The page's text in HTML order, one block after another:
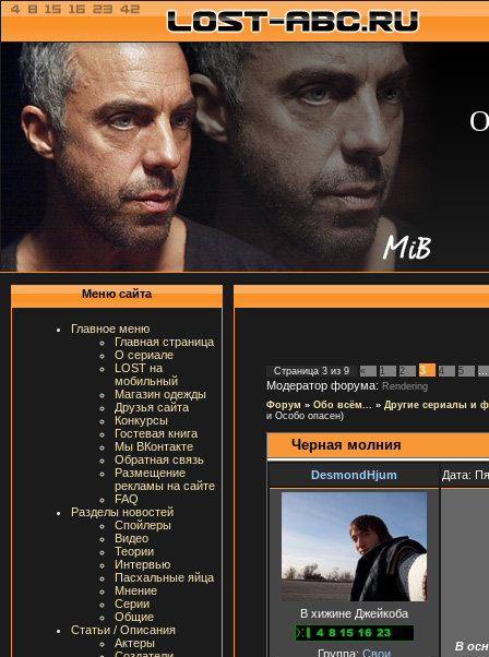
Меню сайта
Главное меню
Главная страница
О сериале
LOST на
мобильный
Магазин одежды
Друзья сайта
Конкурсы
Гостевая книга
Мы ВКонтакте
Обратная связь
Размещение
рекламы на сайте
FAQ
Разделы новостей
Спойлеры
Видео
Теории
Интервью
Пасхальные яйца
Мнение
Серии
Общие
Статьи / Описания
Актеры
Страница 3 из 9 « 1 2 3 4 5
Модератор форума: Rendering
Форум » Обо всём... » Другие сериалы и
и Особо опасен)
Черная молния
DesmondHjum Дата:
В хижине Джейкоба
Группа: Свои
В